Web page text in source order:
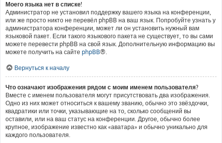
Моего языка нет в списке!
Администратор не установил поддержку вашего языка на конференции,
или же просто никто не перевёл phpBB на ваш язык. Попробуйте узнать у
администратора конференции, может ли он установить нужный вам
языковой пакет. Если такого языкового пакета не существует, то вы сами
можете перевести phpBB на свой язык. Дополнительную информацию вы
можете получить на сайте phpBB®.
Вернуться к началу
Что означают изображения рядом с моим именем пользователя?
Вместе с именем пользователя могут присутствовать два изображения.
Одно из них может относиться к вашему званию, обычно это звёздочки,
квадратики или точки, указывающие на то, сколько сообщений вы
оставили, или на ваш статус на конференции. Другое, обычно более
крупное, изображение известно как «аватара» и обычно уникально для
каждого пользователя.